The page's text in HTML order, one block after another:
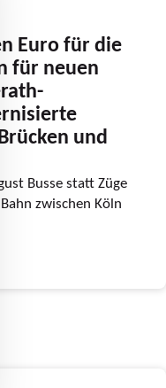
Euro für die
für neuen
und
Busse statt Züge
zwischen Köln